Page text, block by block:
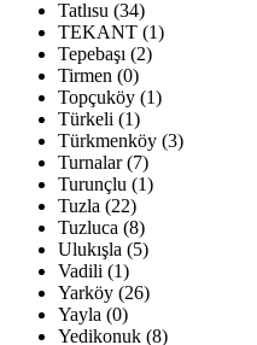
Tatlısu (34)
TEKANT (1)
Tepebaşı (2)
Tirmen (0)
Topçuköy (1)
Türkeli (1)
Türkmenköy (3)
Turnalar (7)
Turunçlu (1)
Tuzla (22)
Tuzluca (8)
Ulukışla (5)
Vadili (1)
Yarköy (26)
Yayla (0)
Yedikonuk (8)